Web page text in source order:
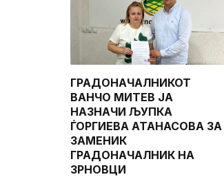
ГРАДОНАЧАЛНИКОТ
ВАНЧО МИТЕВ ЈА
НАЗНАЧИ ЉУПКА
ЃОРГИЕВА АТАНАСОВА ЗА
ЗАМЕНИК
ГРАДОНАЧАЛНИК НА
ЗРНОВЦИ